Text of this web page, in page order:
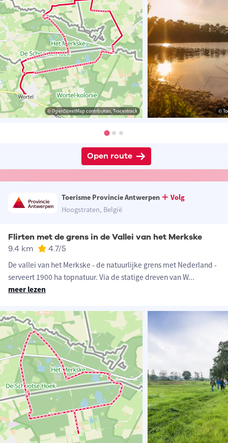
© OpenStreetMap contributors, Tracestrack ©
Open route
Toerisme Provincie Antwerpen
Volg
Hoogstraten, België
Flirten met de grens in de Vallei van het Merkske
9.4 km 4.7/5
De vallei van het Merkske - de natuurlijke grens met Nederland -
serveert 1900 ha topnatuur. Via de statige dreven van W...
meer lezen